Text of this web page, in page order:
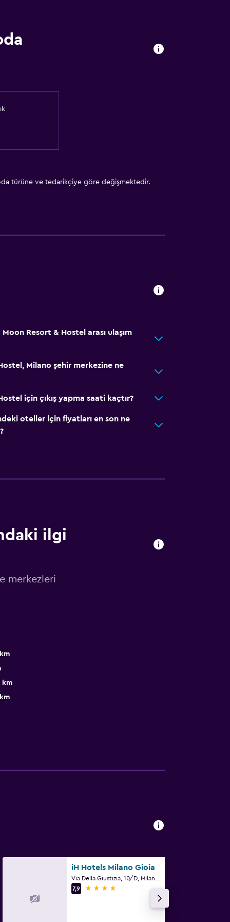
türüne ve tedarikçiye göre değişmektedir.
Resort & Hostel arası ulaşım
Milano şehir merkezine ne
için çıkış yapma saati kaçtır?
oteller için fiyatları en son ne
ilgi
merkezleri
km
iH Hotels Milano Gioia
7,9
4 yıldız